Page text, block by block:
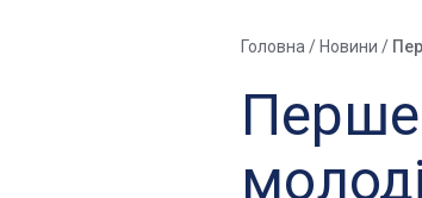
Головна / Новини /
Перше